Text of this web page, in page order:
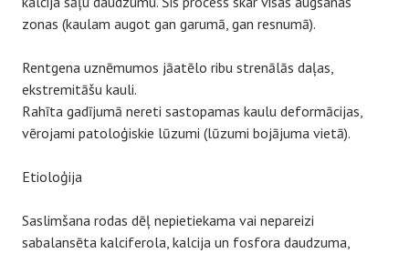
zonas (kaulam augot gan garumā, gan resnumā).
Rentgena uznēmumos jāatēlo ribu strenālās daļas,
ekstremitāšu kauli.
Rahīta gadījumā nereti sastopamas kaulu deformācijas,
vērojami patoloģiskie lūzumi (lūzumi bojājuma vietā).
Etioloģija
Saslimšana rodas dēļ nepietiekama vai nepareizi
sabalansēta kalciferola, kalcija un fosfora daudzuma,